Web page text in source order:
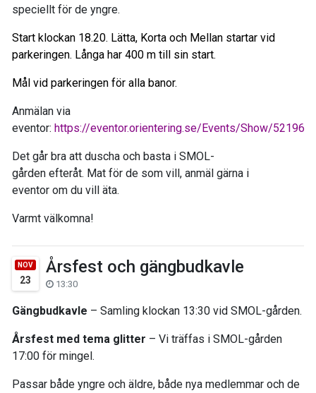
speciellt för de yngre.
Start klockan 18.20. Lätta, Korta och Mellan startar vid
parkeringen. Långa har 400 m till sin start.
Mål vid parkeringen för alla banor.
Anmälan via
eventor: https://eventor.orientering.se/Events/Show/52196
Det går bra att duscha och basta i SMOL-
gården efteråt. Mat för de som vill, anmäl gärna i
eventor om du vill äta.
Varmt välkomna!
NOV
23
Årsfest och gängbudkavle
13:30
Gängbudkavle – Samling klockan 13:30 vid SMOL-gården.
Årsfest med tema glitter – Vi träffas i SMOL-gården
17:00 för mingel.
Passar både yngre och äldre, både nya medlemmar och de